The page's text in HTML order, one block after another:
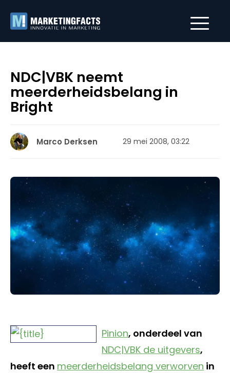
NDC|VBK neemt
meerderheidsbelang in
Bright
Marco Derksen 29 mei 2008, 03:22
Pinion, onderdeel van
NDC|VBK de uitgevers,
heeft een meerderheidsbelang verworven in